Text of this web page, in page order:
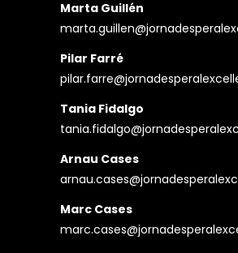
Marta Guillén
Pilar Farré
Tania Fidalgo
Arnau Cases
Marc Cases